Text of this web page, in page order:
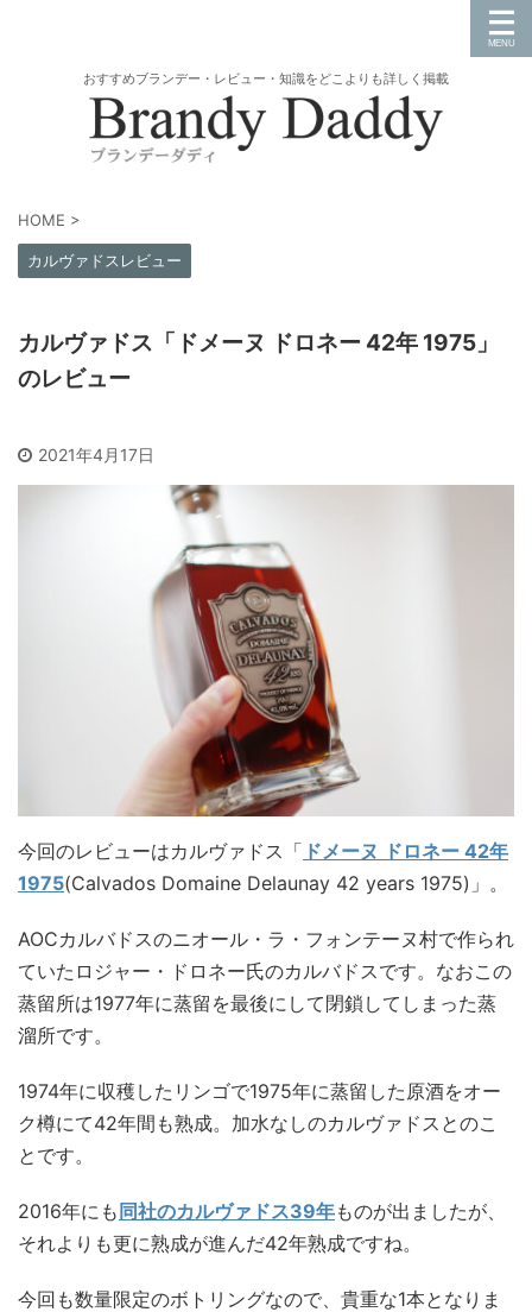
おすすめブランデー・レビュー・知識をどこよりも詳しく掲載
HOME >
カルヴァドスレビュー
カルヴァドス「ドメーヌ ドロネー 42年 1975」
のレビュー
2021年4月17日
今回のレビューはカルヴァドス「 ドメーヌ ドロネー 42年
1975(Calvados Domaine Delaunay 42 years 1975)」。
AOCカルバドスのニオール・ラ・フォンテーヌ村で作られ
ていたロジャー・ドロネー氏のカルバドスです。なおこの
蒸留所は1977年に蒸留を最後にして閉鎖してしまった蒸
溜所です。
1974年に収穫したリンゴで1975年に蒸留した原酒をオー
ク樽にて42年間も熟成。加水なしのカルヴァドスとのこ
とです。
2016年にも同社のカルヴァドス39年ものが出ましたが、
それよりも更に熟成が進んだ42年熟成ですね。
今回も数量限定のボトリングなので、貴重な1本となりま